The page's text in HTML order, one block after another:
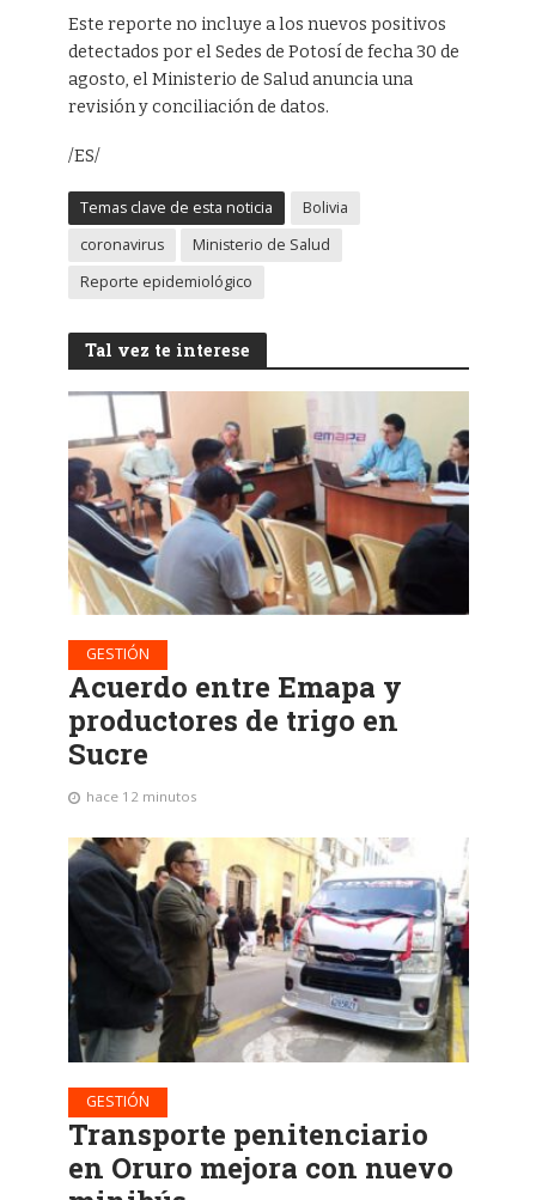
Este reporte no incluye a los nuevos positivos
detectados por el Sedes de Potosí de fecha 30 de
agosto, el Ministerio de Salud anuncia una
revisión y conciliación de datos.
/ES/
Temas clave de esta noticia
Bolivia
coronavirus
Ministerio de Salud
Reporte epidemiológico
Tal vez te interese
GESTIÓN
Acuerdo entre Emapa y
productores de trigo en
Sucre
hace 12 minutos
GESTIÓN
Transporte penitenciario
en Oruro mejora con nuevo